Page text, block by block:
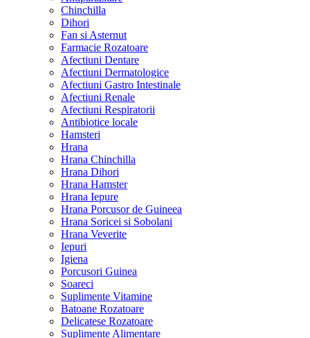
Chinchilla
Dihori
Fan si Asternut
Farmacie Rozatoare
Afectiuni Dentare
Afectiuni Dermatologice
Afectiuni Gastro Intestinale
Afectiuni Renale
Afectiuni Respiratorii
Antibiotice locale
Hamsteri
Hrana
Hrana Chinchilla
Hrana Dihori
Hrana Hamster
Hrana Iepure
Hrana Porcusor de Guineea
Hrana Soricei si Sobolani
Hrana Veverite
Iepuri
Igiena
Porcusori Guinea
Soareci
Suplimente Vitamine
Batoane Rozatoare
Delicatese Rozatoare
Suplimente Alimentare